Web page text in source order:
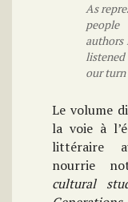
As
our turn
Le volume
la voie à
littéraire
nourrie
cultural